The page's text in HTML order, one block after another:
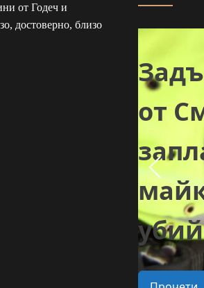
от Годеч и
достоверно, близо
дъщеря
от